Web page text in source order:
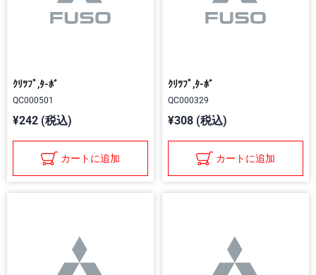
ｸﾘﾂﾌﾟ,ﾀ-ﾎﾞ
QC000501
¥242 (税込)
カートに追加
ｸﾘﾂﾌﾟ,ﾀ-ﾎﾞ
QC000329
¥308 (税込)
カートに追加